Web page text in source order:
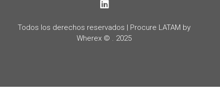
LinkedIn
Todos los derechos reservados | Procure LATAM by
Wherex © . 2025